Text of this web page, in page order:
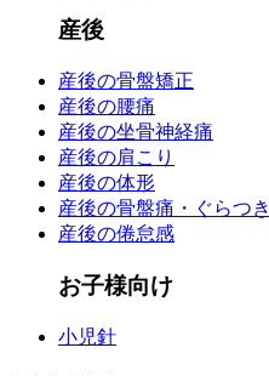
産後
産後の骨盤矯正
産後の腰痛
産後の坐骨神経痛
産後の肩こり
産後の体形
産後の骨盤痛・ぐらつき
産後の倦怠感
お子様向け
小児針